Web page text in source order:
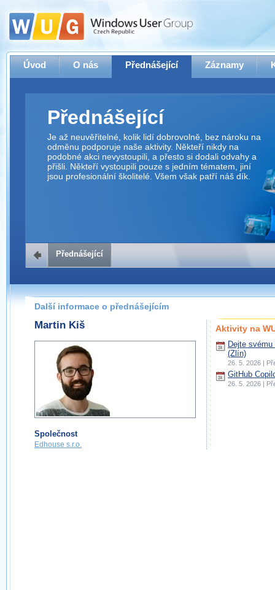
Úvod O nás Přednášející Záznamy
Přednášející
Je až neuvěřitelné, kolik lidí dobrovolně, bez nároku na
odměnu podporuje naše aktivity. Někteří nikdy na
podobné akci nevystoupili, a přesto si dodali odvahy a
přišli. Někteří vystoupili pouze s jedním tématem, jiní
jsou profesionální školitelé. Všem však patří náš dík.
Přednášející
Další informace o přednášejícím
Martin Kiš
Společnost
Edhouse s.r.o.
Aktivity na
Dejte
(Zlín)
26. 5. 2026 |
GitHub
26. 5. 2026 |